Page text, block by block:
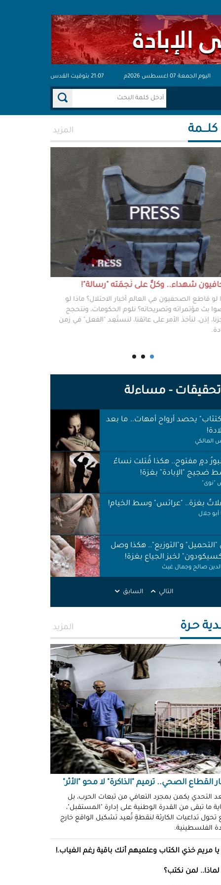
اليوم الجمعة 07 اعسطس 2026م 21:07 بتوقيت القدس
كلـــمة المزيد
شهداء.. وكلٌّ على نَجمَته "رسالة"!
لو قاطع الصحفيون في العالم أخبار الاحتلال؟ ماذا لو
بث مؤتمراته وتصريحاته؟ نلوم الحكومات، ونتحجج
إذن، لنأخذ الأمر على عاتقنا، لنستَعِد "الفعل" في زمن
تحقيقات - مساءلة
يحصد أرواح أمهات.. ما بعد
المالكي
دمٍ مفتوح.. هكذا قُتلت نساءٌ
ضجيج "الإبادة" بغزة!
"نوى"
بغزة.. "عرائس" وسط الخيام!
جلال
"التحميل" و"التوزيع".. هكذا وصل
لخبز الجياع بغزة!
الدين صالح وجمال غيث
نظافة في الظل.. لا حقوق ولا
غزة قنابل موقوتة.. خَرابٌ نَخَر
والتربة!
الله التركماني ورشا فرحات
وضحكوا".. انتهاكات جنسية
في سجون "إسرائيل"!
طولكرم بين وعود الإغاثة وواقع
سلامة
الشُّهود.. نهجٌ "إسرائيلي"
من العقاب!
توفيق
"الشبح" بغزة.. هويّات تُكشف
مرة!
قاتلة.. مضادات حيوية في قِطع
كريم"!
التالي السابق
حـرة المزيد
القطاع الصحي.. ترميم "الذاكرة" لا محو "الأثر"
التحدي يكمن بمجرد التعافي من تبعات الحرب، بل
ما تبقى من القدرة الوطنية على إدارة "المستقبل"،
تحول تداعيات الكارثة لنقطةٍ تُعيد تشكيل الواقع خارج
الفلسطينية.
يا مريم خذي الكتاب وعلميهم أنك باقية رغم الغياب.!
لماذا.. لمن نكتب؟